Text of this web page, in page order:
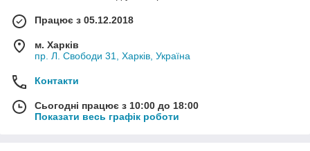
Працює з 05.12.2018
м. Харків
пр. Л. Свободи 31, Харків, Україна
Контакти
Сьогодні працює з 10:00 до 18:00
Показати весь графік роботи